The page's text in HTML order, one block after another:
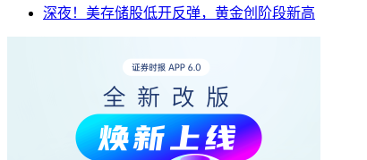
深夜！美存储股低开反弹，黄金创阶段新高